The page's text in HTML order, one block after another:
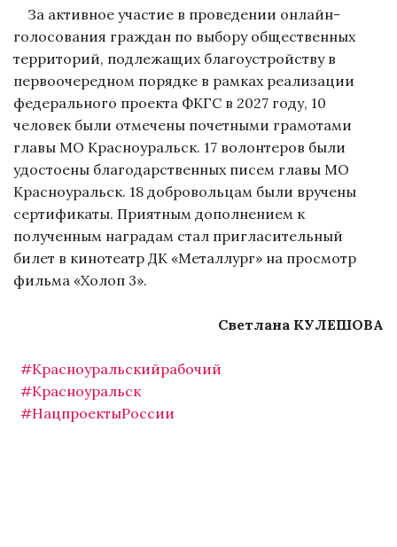
За активное участие в проведении онлайн-
голосования граждан по выбору общественных
территорий, подлежащих благоустройству в
первоочередном порядке в рамках реализации
федерального проекта ФКГС в 2027 году, 10
человек были отмечены почетными грамотами
главы МО Красноуральск. 17 волонтеров были
удостоены благодарственных писем главы МО
Красноуральск. 18 добровольцам были вручены
сертификаты. Приятным дополнением к
полученным наградам стал пригласительный
билет в кинотеатр ДК «Металлург» на просмотр
фильма «Холоп 3».
Светлана КУЛЕШОВА
#Красноуральскийрабочий
#Красноуральск
#НацпроектыРоссии